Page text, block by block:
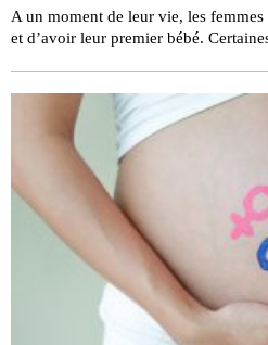
A un moment de leur vie, les
et d’avoir leur premier bébé.